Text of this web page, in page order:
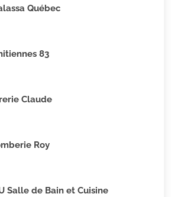
Québec
83
Claude
Roy
Salle de Bain et Cuisine